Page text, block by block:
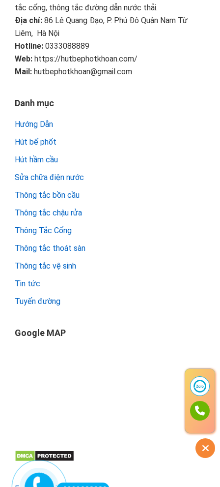
tắc cống, thông tắc đường dẫn nước thải.
Địa chỉ: 86 Lê Quang Đạo, P. Phú Đô Quận Nam Từ
Liêm, Hà Nội
Hotline: 0333088889
Web: https://hutbephotkhoan.com/
Mail: hutbephotkhoan@gmail.com
Danh mục
Hướng Dẫn
Hút bể phốt
Hút hầm cầu
Sửa chữa điện nước
Thông tắc bồn cầu
Thông tắc chậu rửa
Thông Tắc Cống
Thông tắc thoát sàn
Thông tắc vệ sinh
Tin tức
Tuyến đường
Google MAP